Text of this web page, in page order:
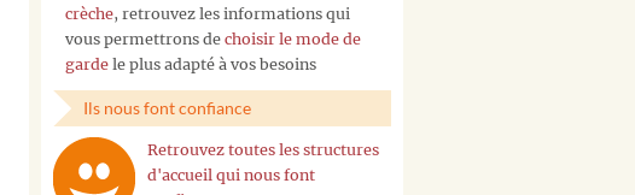
crèche, retrouvez les informations qui
vous permettrons de choisir le mode de
garde le plus adapté à vos besoins
Ils nous font confiance
Retrouvez toutes les structures
d'accueil qui nous font